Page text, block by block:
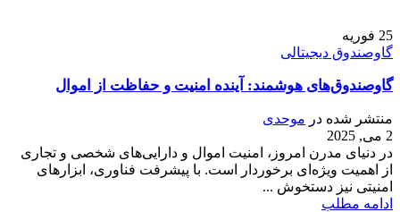
25 فوریه
گاوصندوق دیجیتالی
گاوصندوق‌های هوشمند: آینده امنیت و حفاظت از اموال
منتشر شده در موحدی
2 می, 2025
در دنیای مدرن امروز، امنیت اموال و دارایی‌های شخصی و تجاری
از اهمیت ویژه‌ای برخوردار است. با پیشرفت فناوری، ابزارهای
امنیتی نیز دستخوش ...
ادامه مطلب